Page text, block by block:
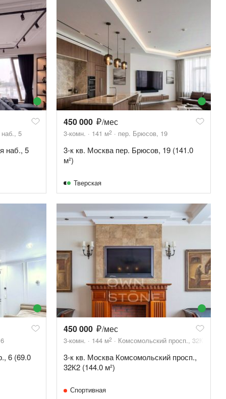
наб., 5
наб., 5
450 000 /мес
3-комн. 141 м2 пер. Брюсов, 19
3-к кв. Москва пер. Брюсов, 19 (141.0
м²)
Тверская
6 (69.0
450 000 /мес
3-комн. 144 м2 Комсомольский просп., 32К2
3-к кв. Москва Комсомольский просп.,
32К2 (144.0 м²)
Спортивная